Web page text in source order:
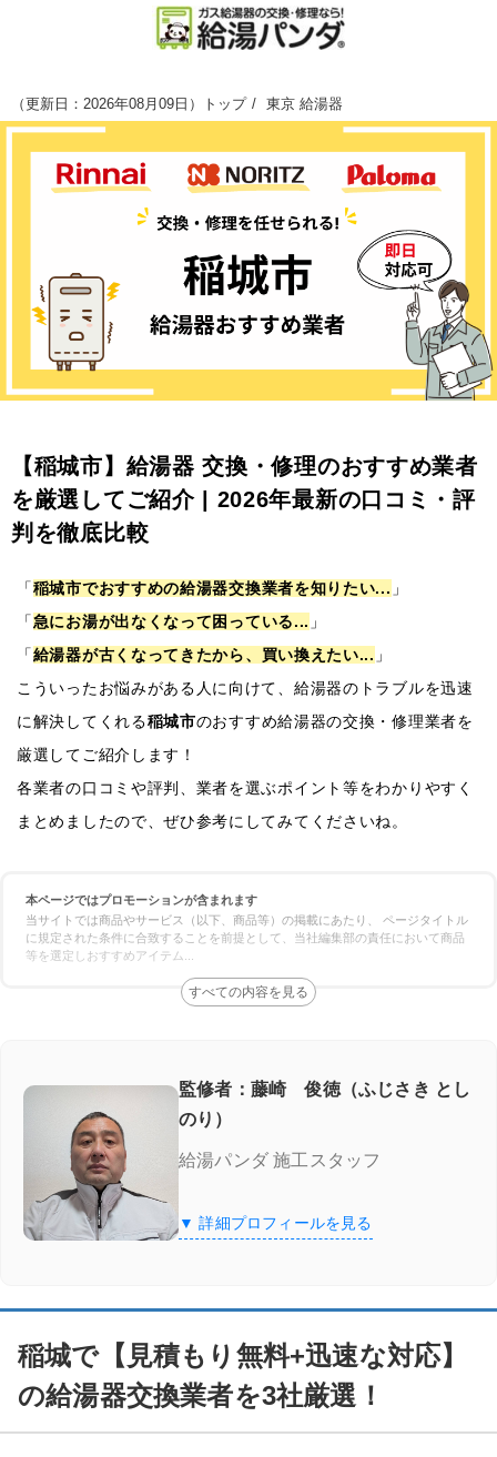
（更新日：2026年08月09日 ） トップ 東京 給湯器
【稲城市】給湯器 交換・修理のおすすめ業者
を厳選してご紹介 | 2026年最新の口コミ・評
判を徹底比較
「稲城市でおすすめの給湯器交換業者を知りたい... 」
「急にお湯が出なくなって困っている... 」
「給湯器が古くなってきたから、買い換えたい... 」
こういったお悩みがある人に向けて、給湯器のトラブルを迅速
に解決してくれる稲城市のおすすめ給湯器の交換・修理業者を
厳選してご紹介します！
各業者の口コミや評判、業者を選ぶポイント等をわかりやすく
まとめましたので、ぜひ参考にしてみてくださいね。
本ページではプロモーションが含まれます
当サイトでは商品やサービス（以下、商品等）の掲載にあたり、 ページタイトル
に規定された条件に合致することを前提として、当社編集部の責任において商品
等を選定しおすすめアイテム
監修者：藤崎 俊徳（ふじさき とし
のり）
給湯パンダ 施工スタッフ
▼ 詳細プロフィールを見る
稲城で【見積もり無料+迅速な対応】
の給湯器交換業者を3社厳選！